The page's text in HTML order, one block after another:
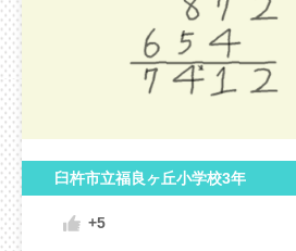
臼杵市立福良ヶ丘小学校3年
+5